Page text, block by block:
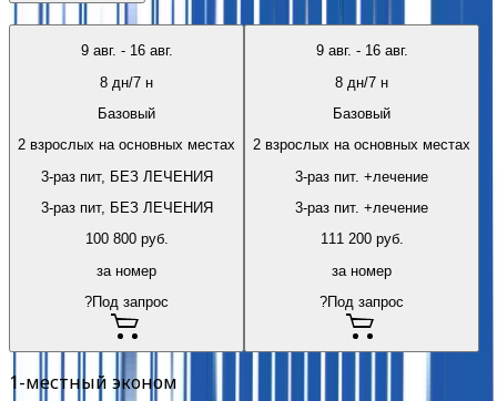
9 авг. - 16 авг.
8 дн/7 н
Базовый
2 взрослых на основных местах
3-раз пит, БЕЗ ЛЕЧЕНИЯ
3-раз пит, БЕЗ ЛЕЧЕНИЯ
100 800 руб.
за номер
?Под запрос
9 авг. - 16 авг.
8 дн/7 н
Базовый
2 взрослых на основных местах
3-раз пит. +лечение
3-раз пит. +лечение
111 200 руб.
за номер
?Под запрос
1-местный эконом